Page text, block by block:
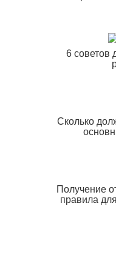
6 советов
Сколько
Получение
правила